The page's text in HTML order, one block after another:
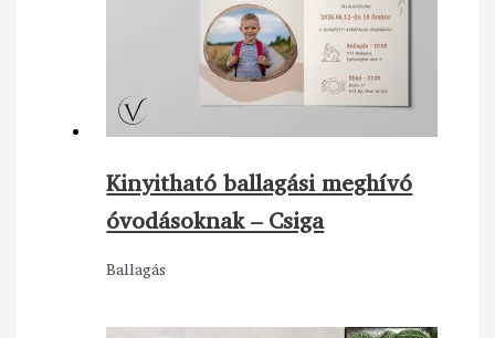
Kinyitható ballagási meghívó
óvodásoknak – Csiga
Ballagás